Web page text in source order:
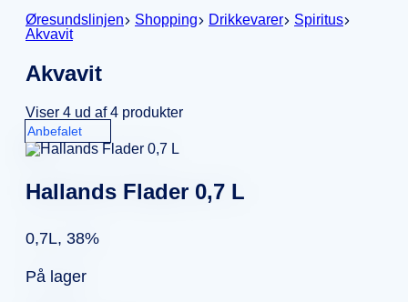
Øresundslinjen
Shopping Drikkevarer
Spiritus
Akvavit
Akvavit
Viser 4 ud af 4 produkter
Hallands Flader 0,7 L
0,7L, 38%
På lager